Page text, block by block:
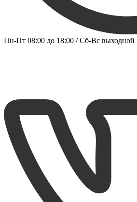
Пн-Пт 08:00 до 18:00 / Сб-Вс выходной